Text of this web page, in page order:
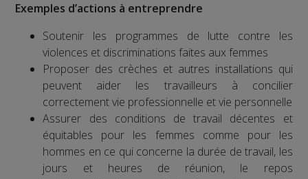
Exemples d’actions à entreprendre
Soutenir les programmes de lutte contre les
violences et discriminations faites aux femmes
Proposer des crèches et autres installations qui
peuvent aider les travailleurs à concilier
correctement vie professionnelle et vie personnelle
Assurer des conditions de travail décentes et
équitables pour les femmes comme pour les
hommes en ce qui concerne la durée de travail, les
jours et heures de réunion, le repos